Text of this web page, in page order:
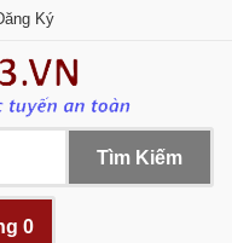
Ký
Tìm Kiếm
0